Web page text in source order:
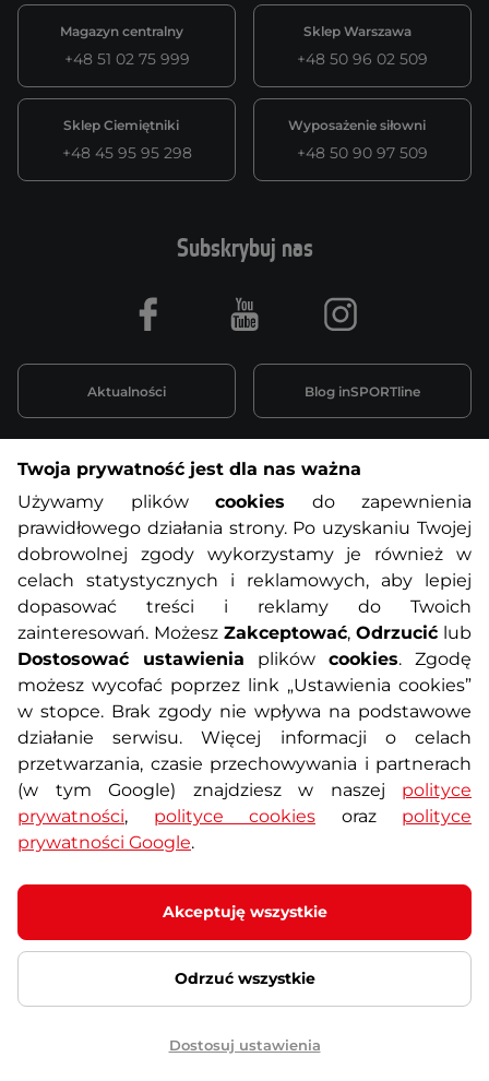
Magazyn centralny
+48 51 02 75 999
Sklep Warszawa
+48 50 96 02 509
Sklep Ciemiętniki
+48 45 95 95 298
Wyposażenie siłowni
+48 50 90 97 509
Informacje o zakupach
O nas Regulamin sklepu
Polityka prywatności Koszty przesyłek
Metody płatności Program lojalnościowy
Usługi dodatkowe Reklamacje i serwis
Formularz kontaktowy Wyposażenie siłowni
Subskrybuj nas
Aktualności Blog inSPORTline
Facebook Youtube Instagram
Twoja prywatność jest dla nas ważna
Używamy plików cookies do zapewnienia
prawidłowego działania strony. Po uzyskaniu Twojej
dobrowolnej zgody wykorzystamy je również w
celach statystycznych i reklamowych, aby lepiej
dopasować treści i reklamy do Twoich
zainteresowań. Możesz Zakceptować, Odrzucić lub
Dostosować ustawienia plików cookies. Zgodę
możesz wycofać poprzez link „Ustawienia cookies”
w stopce. Brak zgody nie wpływa na podstawowe
działanie serwisu. Więcej informacji o celach
przetwarzania, czasie przechowywania i partnerach
(w tym Google) znajdziesz w naszej polityce
prywatności, polityce cookies oraz polityce
prywatności Google.
Akceptuję wszystkie
Odrzuć wszystkie
Dostosuj ustawienia